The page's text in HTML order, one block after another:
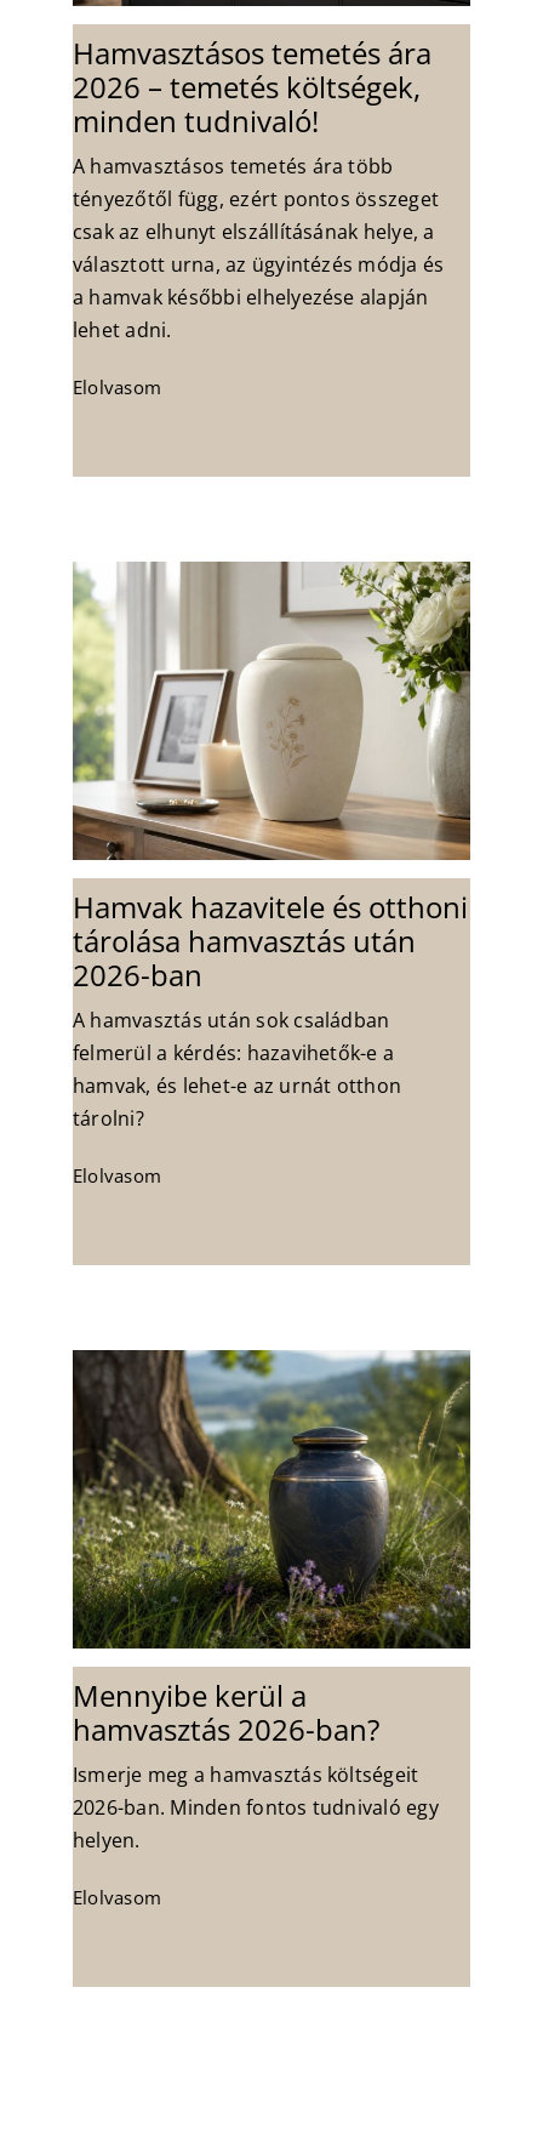
Hamvasztásos temetés ára
2026 – temetés költségek,
minden tudnivaló!
A hamvasztásos temetés ára több
tényezőtől függ, ezért pontos összeget
csak az elhunyt elszállításának helye, a
választott urna, az ügyintézés módja és
a hamvak későbbi elhelyezése alapján
lehet adni.
Elolvasom
Hamvak hazavitele és otthoni
tárolása hamvasztás után
2026-ban
A hamvasztás után sok családban
felmerül a kérdés: hazavihetők-e a
hamvak, és lehet-e az urnát otthon
tárolni?
Elolvasom
Mennyibe kerül a
hamvasztás 2026-ban?
Ismerje meg a hamvasztás költségeit
2026-ban. Minden fontos tudnivaló egy
helyen.
Elolvasom